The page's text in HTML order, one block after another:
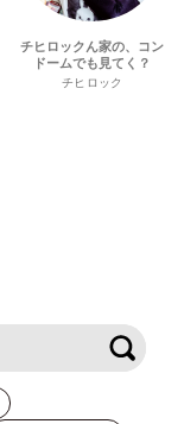
チヒロックん家の、コン
ドームでも見てく？
チヒロック